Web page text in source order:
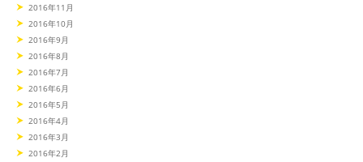
2016年11月
2016年10月
2016年9月
2016年8月
2016年7月
2016年6月
2016年5月
2016年4月
2016年3月
2016年2月